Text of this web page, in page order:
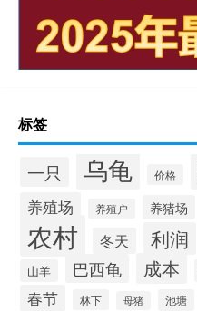
标签
一只 乌龟 价格
养殖场 养殖户 养猪场
农村 冬天 利润
山羊 巴西龟 成本
春节
林下 母猪 池塘